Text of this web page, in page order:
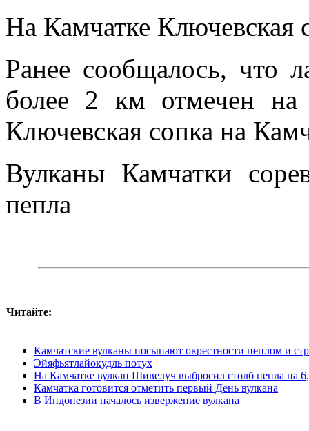
На Камчатке Ключевская
Ранее сообщалось, что
более 2 км отмечен на
Ключевская сопка на
Вулканы Камчатки
пепла
Читайте:
Камчатские вулканы посыпают окрестности пеплом и
Эйяфьятлайокудль потух
На Камчатке вулкан Шивелуч выбросил столб пепла на
Камчатка готовится отметить первый День вулкана
В Индонезии началось извержение вулкана